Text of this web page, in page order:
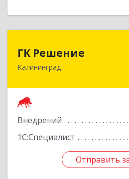
ГК Решение
Калининград
Внедрений
1С:Специалист
Отправить
236038, Калининградская
Отправить